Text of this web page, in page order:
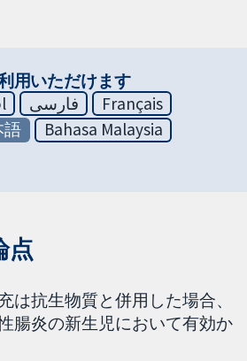
用いただけます
فارسی
Français
語
Bahasa Malaysia
点
は抗生物質と併用した場合、
腸炎の新生児において有効か